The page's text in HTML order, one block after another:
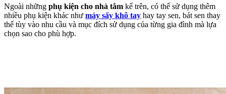
Ngoài những phụ kiện cho nhà tắm kể trên, có thể sử dụng thêm
nhiều phụ kiện khác như máy sấy khô tay hay tay sen, bát sen thay
thế tùy vào nhu cầu và mục đích sử dụng của từng gia đình mà lựa
chọn sao cho phù hợp.